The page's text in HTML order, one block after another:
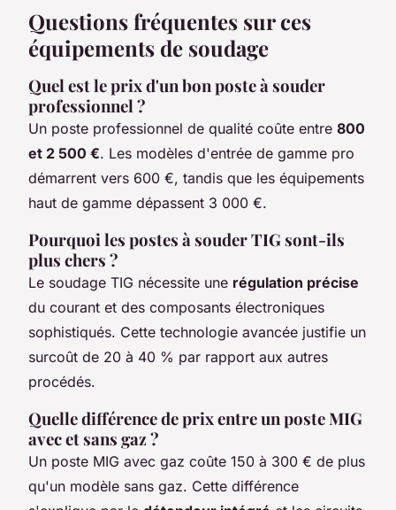
Questions fréquentes sur ces
équipements de soudage
Quel est le prix d'un bon poste à souder
professionnel ?
Un poste professionnel de qualité coûte entre 800
et 2 500 €. Les modèles d'entrée de gamme pro
démarrent vers 600 €, tandis que les équipements
haut de gamme dépassent 3 000 €.
Pourquoi les postes à souder TIG sont-ils
plus chers ?
Le soudage TIG nécessite une régulation précise
du courant et des composants électroniques
sophistiqués. Cette technologie avancée justifie un
surcoût de 20 à 40 % par rapport aux autres
procédés.
Quelle différence de prix entre un poste MIG
avec et sans gaz ?
Un poste MIG avec gaz coûte 150 à 300 € de plus
qu'un modèle sans gaz. Cette différence